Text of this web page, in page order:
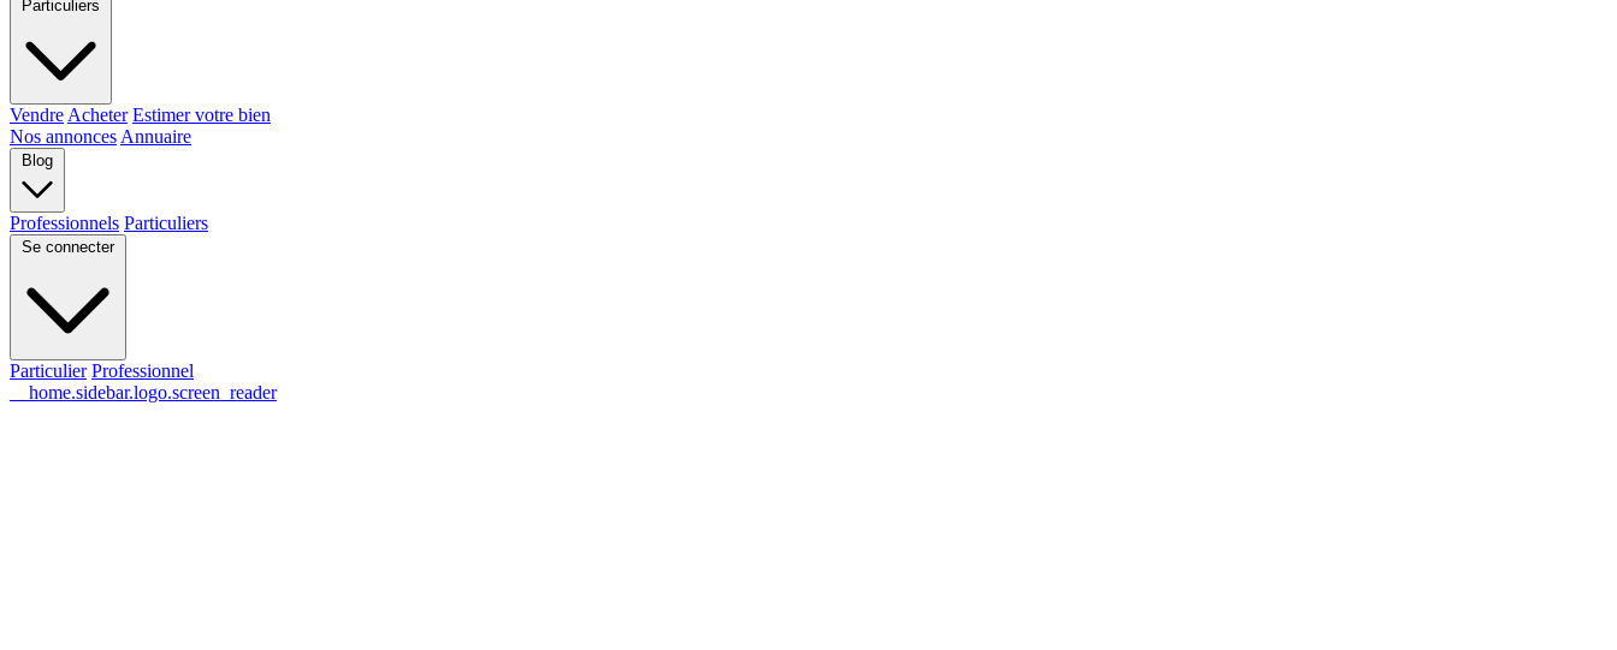
Particuliers
Vendre Acheter Estimer votre bien
Nos annonces Annuaire
Blog
Professionnels Particuliers
Se connecter
Particulier Professionnel
__home.sidebar.logo.screen_reader